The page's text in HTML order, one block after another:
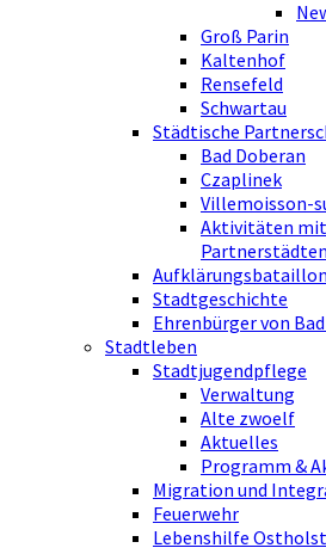
Groß Parin
Kaltenhof
Rensefeld
Schwartau
Städtische
Bad Doberan
Czaplinek
Villemoisson-
Aktivitäten mit
Partnerstädten
Stadtgeschichte
Ehrenbürger von
Stadtleben
Stadtjugendpflege
Verwaltung
Alte zwoelf
Aktuelles
Programm &
Migration und
Feuerwehr
Lebenshilfe